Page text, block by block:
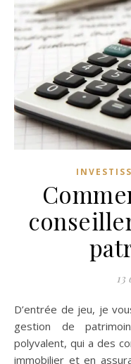
13
D’entrée de jeu, je vous présente ce qu’est un conseil en
gestion de
polyvalent, qui a des
immobilier et en